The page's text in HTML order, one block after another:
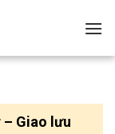
Giao lưu